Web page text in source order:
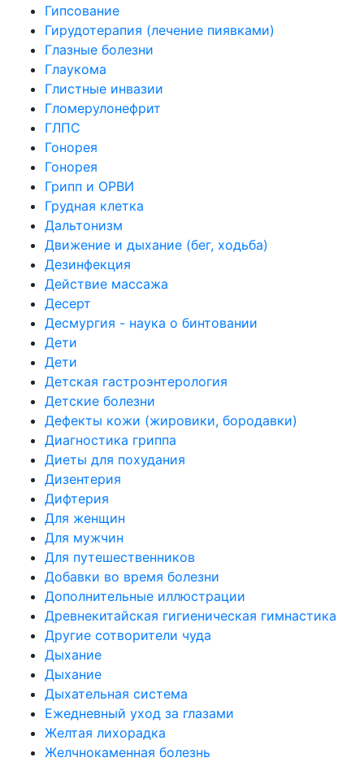
Гипсование
Гирудотерапия (лечение пиявками)
Глазные болезни
Глаукома
Глистные инвазии
Гломерулонефрит
ГЛПС
Гонорея
Гонорея
Грипп и ОРВИ
Грудная клетка
Дальтонизм
Движение и дыхание (бег, ходьба)
Дезинфекция
Действие массажа
Десерт
Десмургия - наука о бинтовании
Дети
Дети
Детская гастроэнтерология
Детские болезни
Дефекты кожи (жировики, бородавки)
Диагностика гриппа
Диеты для похудания
Дизентерия
Дифтерия
Для женщин
Для мужчин
Для путешественников
Добавки во время болезни
Дополнительные иллюстрации
Древнекитайская гигиеническая гимнастика
Другие сотворители чуда
Дыхание
Дыхание
Дыхательная система
Ежедневный уход за глазами
Желтая лихорадка
Желчнокаменная болезнь